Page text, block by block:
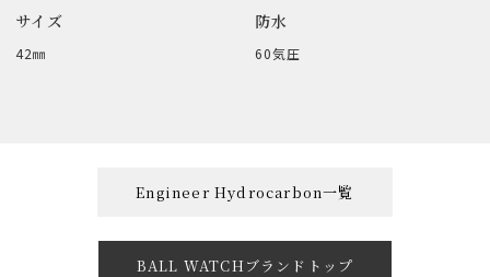
サイズ
42㎜
防水
60気圧
Engineer Hydrocarbon一覧
BALL WATCHブランドトップ